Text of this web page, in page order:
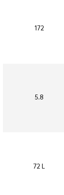
172
5.8
72 L